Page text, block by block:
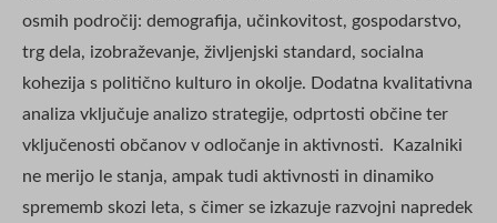
osmih področij: demografija, učinkovitost, gospodarstvo,
trg dela, izobraževanje, življenjski standard, socialna
kohezija s politično kulturo in okolje. Dodatna kvalitativna
analiza vključuje analizo strategije, odprtosti občine ter
vključenosti občanov v odločanje in aktivnosti. Kazalniki
ne merijo le stanja, ampak tudi aktivnosti in dinamiko
sprememb skozi leta, s čimer se izkazuje razvojni napredek